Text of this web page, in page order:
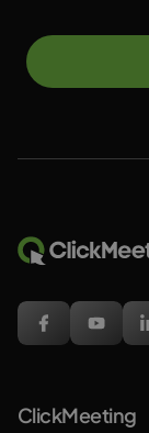
ClickMeeting